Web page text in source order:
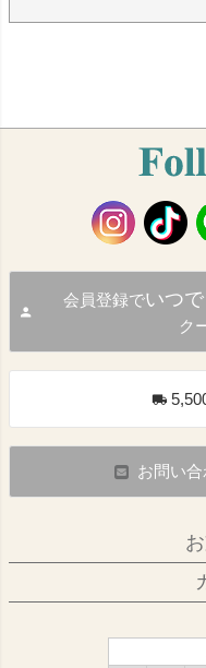
会員登録でいつ
ク
お問い